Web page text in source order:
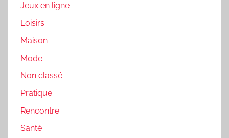
Jeux en ligne
Loisirs
Maison
Mode
Non classé
Pratique
Rencontre
Santé